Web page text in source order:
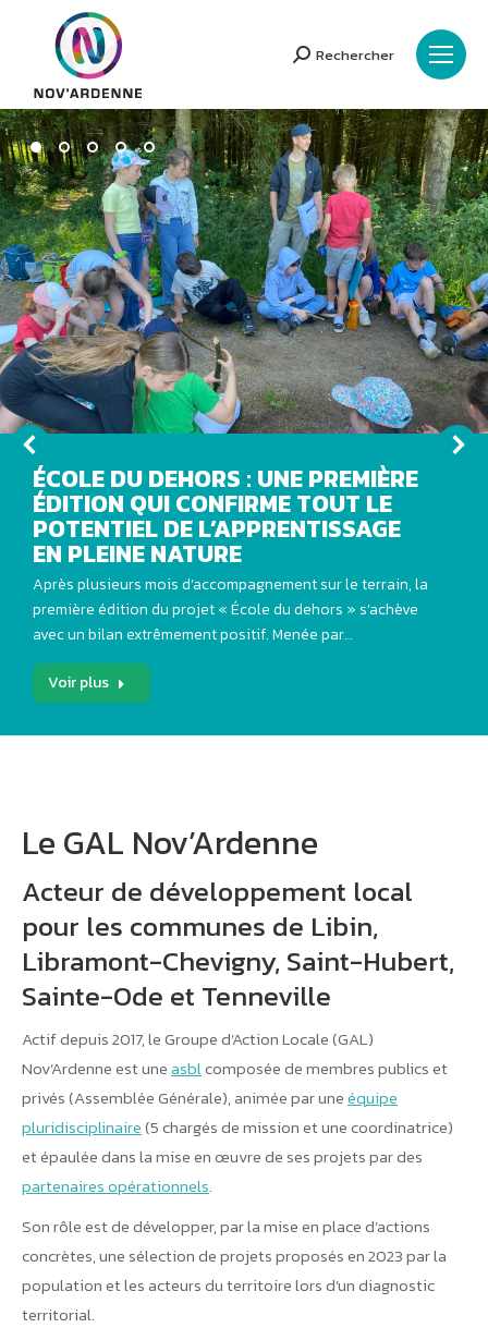
Search:
Rechercher
ÉCOLE DU DEHORS : UNE PREMIÈRE
ÉDITION QUI CONFIRME TOUT LE
POTENTIEL DE L’APPRENTISSAGE
EN PLEINE NATURE
Après plusieurs mois d’accompagnement sur le terrain, la
première édition du projet « École du dehors » s’achève
avec un bilan extrêmement positif. Menée par…
Voir plus
Le GAL Nov’Ardenne
Acteur de développement local
pour les communes de Libin,
Libramont-Chevigny, Saint-Hubert,
Sainte-Ode et Tenneville
Actif depuis 2017, le Groupe d’Action Locale (GAL)
Nov’Ardenne est uneasblcomposée de membres publics et
privés (Assemblée Générale), animée par uneéquipe
pluridisciplinaire(5 chargés de mission et une coordinatrice)
et épaulée dans la mise en œuvre de ses projets par des
partenaires opérationnels.
Son rôle est de développer, par la mise en place d’actions
concrètes, une sélection de projets proposés en 2023 par la
population et les acteurs du territoire lors d’un diagnostic
territorial.